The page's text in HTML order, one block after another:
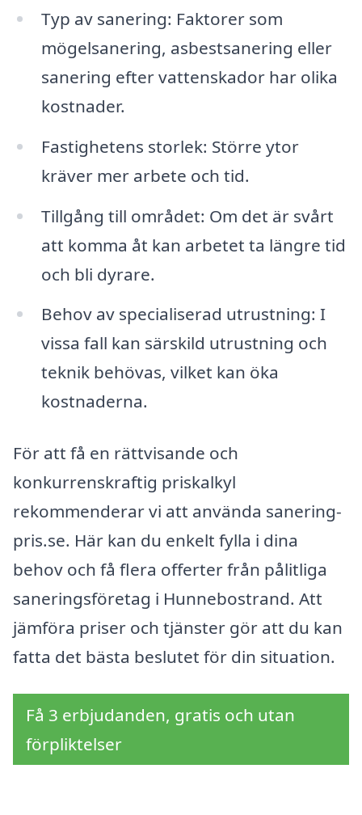
Typ av sanering: Faktorer som
mögelsanering, asbestsanering eller
sanering efter vattenskador har olika
kostnader.
Fastighetens storlek: Större ytor
kräver mer arbete och tid.
Tillgång till området: Om det är svårt
att komma åt kan arbetet ta längre tid
och bli dyrare.
Behov av specialiserad utrustning: I
vissa fall kan särskild utrustning och
teknik behövas, vilket kan öka
kostnaderna.
För att få en rättvisande och
konkurrenskraftig priskalkyl
rekommenderar vi att använda sanering-
pris.se. Här kan du enkelt fylla i dina
behov och få flera offerter från pålitliga
saneringsföretag i Hunnebostrand. Att
jämföra priser och tjänster gör att du kan
fatta det bästa beslutet för din situation.
Få 3 erbjudanden, gratis och utan
förpliktelser